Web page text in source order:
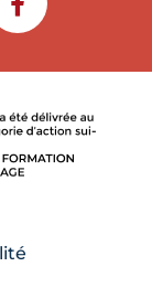
FACEBOOK